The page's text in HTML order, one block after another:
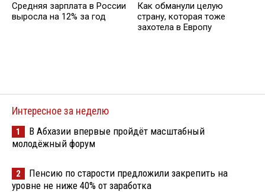
Средняя зарплата в России
выросла на 12% за год
Как обманули целую
страну, которая тоже
захотела в Европу
Интересное за неделю
1
В Абхазии впервые пройдёт масштабный
молодёжный форум
2
Пенсию по старости предложили закрепить на
уровне не ниже 40% от заработка